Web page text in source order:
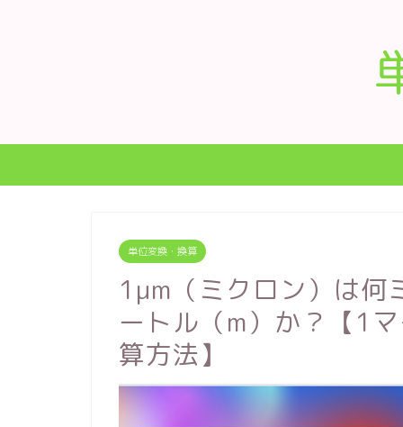
単位変換・換算
1μm（ミクロン）は何
ートル（m）か？【1
算方法】